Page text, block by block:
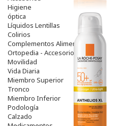
Higiene
óptica
Líquidos Lentillas
Colirios
Complementos Alimentarios.
Ortopedia - Accesorios
Movilidad
Vida Diaria
Miembro Superior
Tronco
Miembro Inferior
Podología
Calzado